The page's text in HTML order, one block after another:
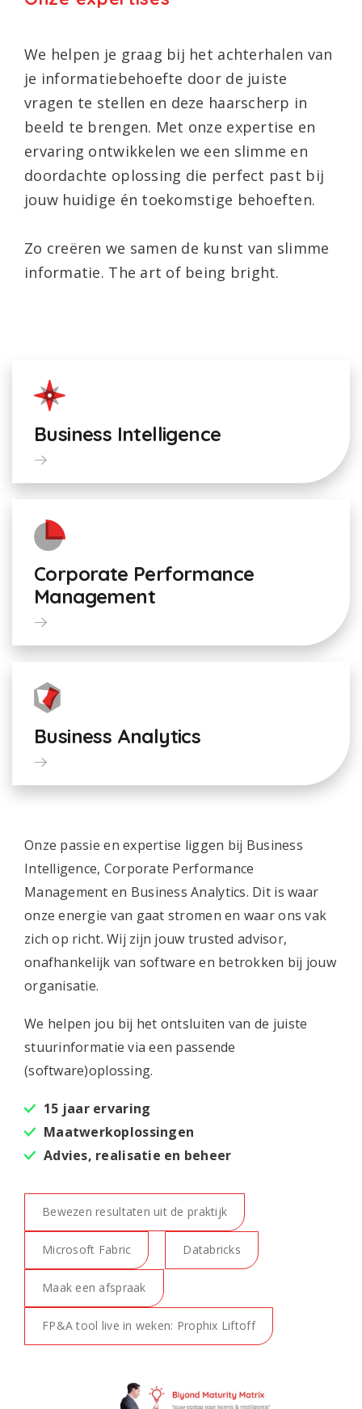
We helpen je graag bij het achterhalen van
je informatiebehoefte door de juiste
vragen te stellen en deze haarscherp in
beeld te brengen. Met onze expertise en
ervaring ontwikkelen we een slimme en
doordachte oplossing die perfect past bij
jouw huidige én toekomstige behoeften.
Zo creëren we samen de kunst van slimme
informatie. The art of being bright.
Business Intelligence
Corporate Performance
Management
Business Analytics
Onze passie en expertise liggen bij Business
Intelligence, Corporate Performance
Management en Business Analytics. Dit is waar
onze energie van gaat stromen en waar ons vak
zich op richt. Wij zijn jouw trusted advisor,
onafhankelijk van software en betrokken bij jouw
organisatie.
We helpen jou bij het ontsluiten van de juiste
stuurinformatie via een passende
(software)oplossing.
15 jaar ervaring
Maatwerkoplossingen
Advies, realisatie en beheer
Bewezen resultaten uit de praktijk
Microsoft Fabric Databricks
Maak een afspraak
FP&A tool live in weken: Prophix Liftoff